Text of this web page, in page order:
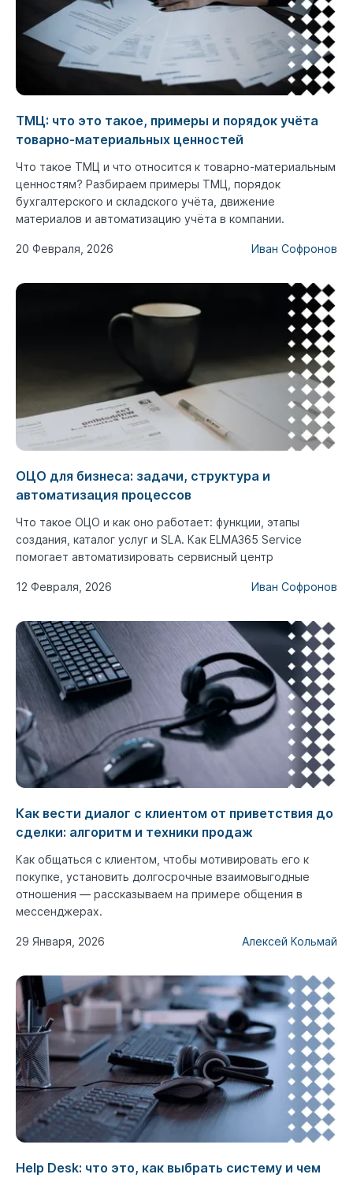
ТМЦ: что это такое, примеры и порядок учёта
товарно-материальных ценностей
Что такое ТМЦ и что относится к товарно-материальным
ценностям? Разбираем примеры ТМЦ, порядок
бухгалтерского и складского учёта, движение
материалов и автоматизацию учёта в компании.
20 Февраля, 2026 Иван Софронов
ОЦО для бизнеса: задачи, структура и
автоматизация процессов
Что такое ОЦО и как оно работает: функции, этапы
создания, каталог услуг и SLA. Как ELMA365 Service
помогает автоматизировать сервисный центр
12 Февраля, 2026 Иван Софронов
Как вести диалог с клиентом от приветствия до
сделки: алгоритм и техники продаж
Как общаться с клиентом, чтобы мотивировать его к
покупке, установить долгосрочные взаимовыгодные
отношения — рассказываем на примере общения в
мессенджерах.
29 Января, 2026 Алексей Кольмай
Help Desk: что это, как выбрать систему и чем